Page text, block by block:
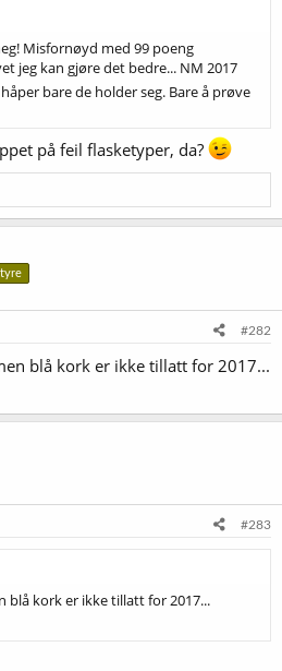
Misfornøyd med 99 poeng
jeg kan gjøre det bedre... NM 2017
håper bare de holder seg. Bare å prøve
på feil flasketyper, da?
#282
blå kork er ikke tillatt for 2017...
#283
blå kork er ikke tillatt for 2017...